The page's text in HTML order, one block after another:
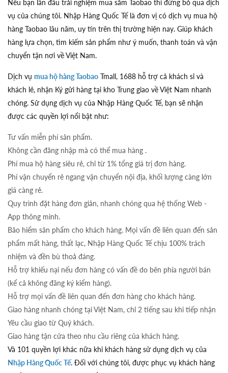
Nếu bạn lần đầu trải nghiệm mua sắm Taobao thì đừng bỏ qua dịch
vụ của chúng tôi. Nhập Hàng Quốc Tế là đơn vị có dịch vụ mua hộ
hàng Taobao lâu năm, uy tín trên thị trường hiện nay. Giúp khách
hàng lựa chọn, tìm kiếm sản phẩm như ý muốn, thanh toán và vận
chuyển tận nơi về Việt Nam.
Dịch vụ mua hộ hàng Taobao Tmall, 1688 hỗ trợ cả khách sỉ và
khách lẻ, nhận Ký gửi hàng tại kho Trung giao về Việt Nam nhanh
chóng. Sử dụng dịch vụ của Nhập Hàng Quốc Tế, bạn sẽ nhận
được các quyền lợi nổi bật như:
Tư vấn miễn phí sản phẩm.
Không cần đăng nhập mà có thể mua hàng .
Phí mua hộ hàng siêu rẻ, chỉ từ 1% tổng giá trị đơn hàng.
Phí vận chuyển rẻ ngang vận chuyển nội địa, khối lượng càng lớn
giá càng rẻ.
Quy trình đặt hàng đơn giản, nhanh chóng qua hệ thống Web -
App thông minh.
Bảo hiểm sản phẩm cho khách hàng. Mọi vấn đề liên quan đến sản
phẩm mất hàng, thất lạc, Nhập Hàng Quốc Tế chịu 100% trách
nhiệm và đền bù thoả đáng.
Hỗ trợ khiếu nại nếu đơn hàng có vấn đề do bên phía người bán
(kể cả không đăng ký kiểm hàng).
Hỗ trợ mọi vấn đề liên quan đến đơn hàng cho khách hàng.
Giao hàng nhanh chóng tại Việt Nam, chỉ 2 tiếng sau khi tiếp nhận
Yêu cầu giao từ Quý khách.
Giao hàng tận cửa theo nhu cầu riêng của khách hàng.
Và 101 quyền lợi khác nữa khi khách hàng sử dụng dịch vụ của
Nhập Hàng Quốc Tế. Đối với chúng tôi, được phục vụ khách hàng